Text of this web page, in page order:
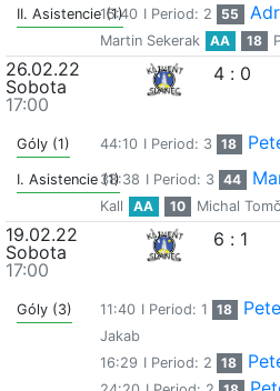
II. Asistencie (1)
15:40 I Period: 2 55
Martin Sekerak
AA 18
26.02.22
Sobota
17:00
4 : 0
Góly (1) 44:10 I Period: 3 18
I. Asistencie (1)38:38 I Period: 3 44
Kall
AA 10 Michal
19.02.22
Sobota
17:00
6 : 1
Góly (3) 11:40 I Period: 1 18
Jakab
16:29 I Period: 2 18